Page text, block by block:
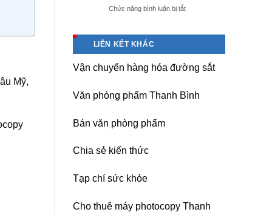
Mỹ,
giá
Yên,
Phòng-
sau
Chức năng bình luận bị tắtở
photocopy
chuyên
nghiệp
LIÊN KẾT KHÁC
Vận chuyển hàng hóa đường sắt
Văn phòng phẩm Thanh Bình
Bán văn phòng phẩm
Chia sẻ kiến thức
Tạp chí sức khỏe
Cho thuê máy photocopy Thanh